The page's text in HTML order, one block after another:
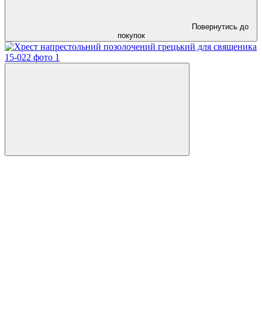
Повернутись до
покупок